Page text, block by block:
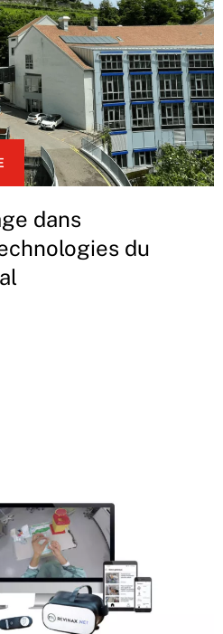
dans
du